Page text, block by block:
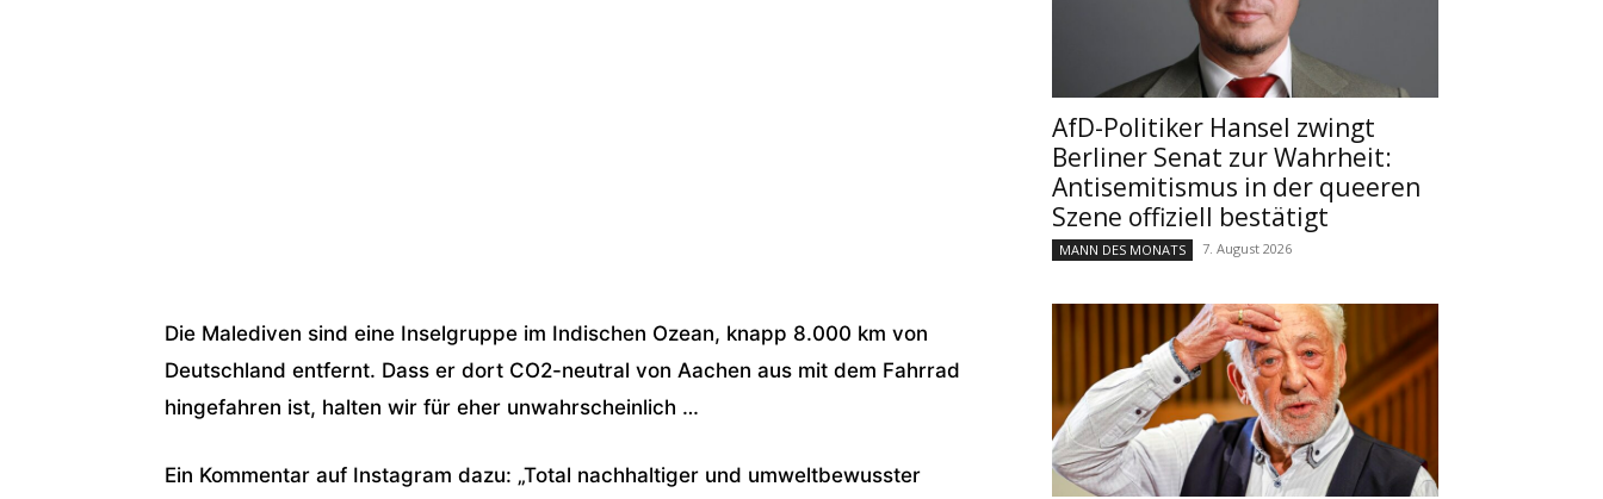
Die Malediven sind eine Inselgruppe im Indischen Ozean, knapp 8.000 km von
Deutschland entfernt. Dass er dort CO2-neutral von Aachen aus mit dem Fahrrad
hingefahren ist, halten wir für eher unwahrscheinlich …
Ein Kommentar auf Instagram dazu: „Total nachhaltiger und umweltbewusster
AfD-Politiker Hansel zwingt
Berliner Senat zur Wahrheit:
Antisemitismus in der queeren
Szene offiziell bestätigt
MANN DES MONATS 7. August 2026